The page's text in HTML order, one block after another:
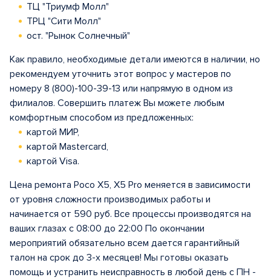
ТЦ "Триумф Молл"
ТРЦ "Сити Молл"
ост. "Рынок Солнечный"
Как правило, необходимые детали имеются в наличии, но
рекомендуем уточнить этот вопрос у мастеров по
номеру 8 (800)-100-39-13 или напрямую в одном из
филиалов. Совершить платеж Вы можете любым
комфортным способом из предложенных:
картой МИР,
картой Mastercard,
картой Visa.
Цена ремонта Poco X5, X5 Pro меняется в зависимости
от уровня сложности производимых работы и
начинается от 590 руб. Все процессы производятся на
ваших глазах с 08:00 до 22:00 По окончании
мероприятий обязательно всем дается гарантийный
талон на срок до 3-х месяцев! Мы готовы оказать
помощь и устранить неисправность в любой день с ПН -